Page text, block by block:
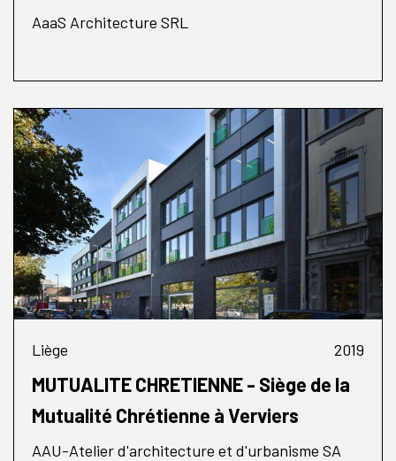
AaaS Architecture SRL
Liège 2019
MUTUALITE CHRETIENNE - Siège de la
Mutualité Chrétienne à Verviers
AAU-Atelier d'architecture et d'urbanisme SA